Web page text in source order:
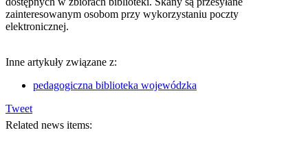
zainteresowanym osobom przy wykorzystaniu poczty
elektronicznej.
Inne artykuły związane z:
pedagogiczna biblioteka wojewódzka
Tweet
Related news items: